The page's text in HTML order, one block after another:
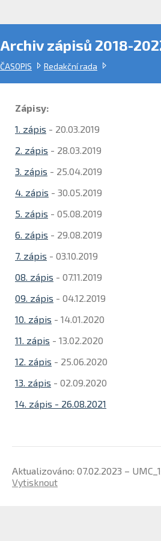
Archiv zápisů 2018-
ČASOPIS Redakční rada
Zápisy:
1. zápis - 20.03.2019
2. zápis - 28.03.2019
3. zápis - 25.04.2019
4. zápis - 30.05.2019
5. zápis - 05.08.2019
6. zápis - 29.08.2019
7. zápis - 03.10.2019
08. zápis - 07.11.2019
09. zápis - 04.12.2019
10. zápis - 14.01.2020
11. zápis - 13.02.2020
12. zápis - 25.06.2020
13. zápis - 02.09.2020
14. zápis - 26.08.2021
Aktualizováno: 07.02.2023 –
Vytisknout